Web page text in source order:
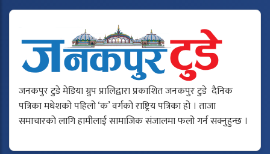
जनकपुर टुडे मेडिया ग्रुप प्रालिद्वारा प्रकाशित जनकपुर टुडे दैनिक
पत्रिका मधेशको पहिलो ‘क’ वर्गको राष्ट्रिय पत्रिका हो । ताजा
समाचारको लागि हामीलाई सामाजिक संजालमा फलो गर्न सक्नुहुन्छ ।